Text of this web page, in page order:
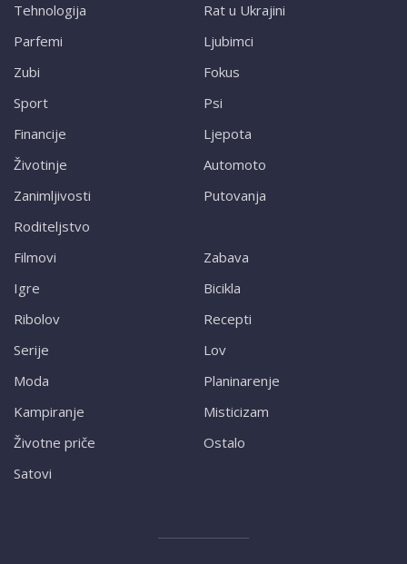
Tehnologija
Parfemi
Zubi
Sport
Financije
Životinje
Zanimljivosti
Roditeljstvo
Rat u Ukrajini
Ljubimci
Fokus
Psi
Ljepota
Automoto
Putovanja
Filmovi
Igre
Ribolov
Serije
Moda
Kampiranje
Životne priče
Satovi
Zabava
Bicikla
Recepti
Lov
Planinarenje
Misticizam
Ostalo